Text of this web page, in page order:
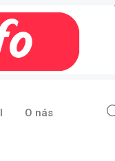
O nás